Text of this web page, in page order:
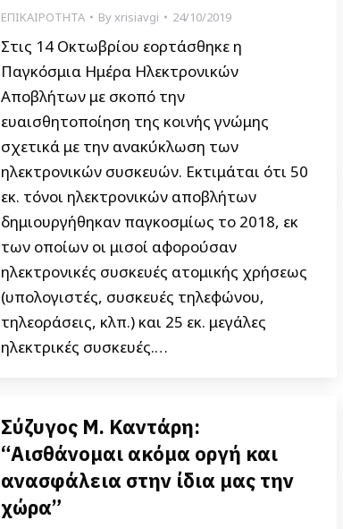
ΕΠΙΚΑΙΡΟΤΗΤΑ Byxrisiavgi 24/10/2019
Στις 14 Οκτωβρίου εορτάσθηκε η
Παγκόσμια Ημέρα Ηλεκτρονικών
Αποβλήτων με σκοπό την
ευαισθητοποίηση της κοινής γνώμης
σχετικά με την ανακύκλωση των
ηλεκτρονικών συσκευών. Εκτιμάται ότι 50
εκ. τόνοι ηλεκτρονικών αποβλήτων
δημιουργήθηκαν παγκοσμίως το 2018, εκ
των οποίων οι μισοί αφορούσαν
ηλεκτρονικές συσκευές ατομικής χρήσεως
(υπολογιστές, συσκευές τηλεφώνου,
τηλεοράσεις, κλπ.) και 25 εκ. μεγάλες
ηλεκτρικές συσκευές.…
Σύζυγος Μ. Καντάρη:
“Αισθάνομαι ακόμα οργή και
ανασφάλεια στην ίδια μας την
χώρα”